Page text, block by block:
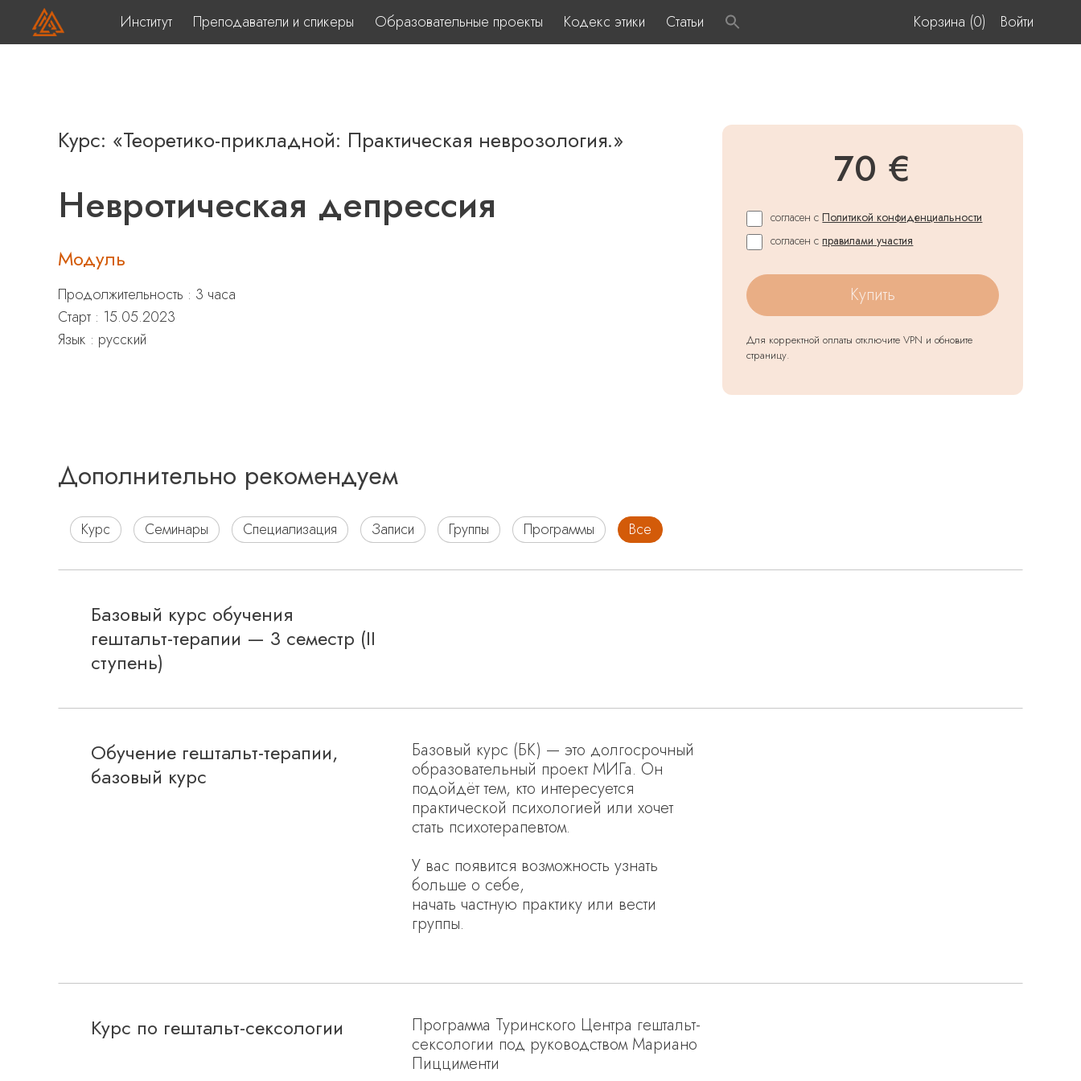
Институт Преподаватели и спикеры Образовательные проекты Кодекс этики Статьи Корзина (0) Войти
Курс: «Теоретико-прикладной: Практическая неврозология.»
Невротическая депрессия
Модуль
Продолжительность : 3 часа
Старт : 15.05.2023
Язык : русский
70 €
согласен сПолитикой конфиденциальности
согласен справилами участия
Купить
Для корректной оплаты отключите VPN и обновите
страницу.
Дополнительно рекомендуем
Курс Семинары Специализация Записи Группы Программы Все
Базовый курс обучения
гештальт-терапии — 3 семестр (II
ступень)
Обучение гештальт-терапии,
базовый курс
Базовый курс (БК) — это долгосрочный
образовательный проект МИГа. Он
подойдёт тем, кто интересуется
практической психологией или хочет
стать психотерапевтом.
У вас появится возможность узнать
больше о себе,
начать частную практику или вести
группы.
Курс по гештальт-сексологии
Программа Туринского Центра гештальт-
сексологии под руководством Мариано
Пиццименти